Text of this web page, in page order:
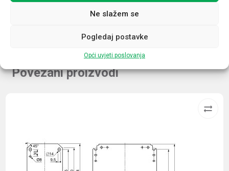
Ne slažem se
Pogledaj postavke
Opći uvjeti poslovanja
1NO+1NC
Povezani proizvodi